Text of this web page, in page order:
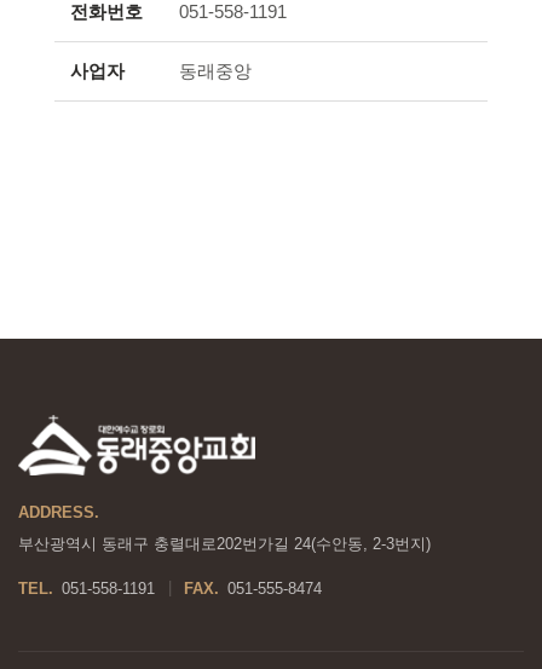
전화번호 051-558-1191
사업자 동래중앙
ADDRESS.
부산광역시 동래구 충렬대로202번가길 24(수안동, 2-3번지)
TEL. 051-558-1191 FAX. 051-555-8474